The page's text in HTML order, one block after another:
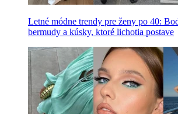
Letné módne trendy pre ženy po 40:
bermudy a kúsky, ktoré lichotia postave